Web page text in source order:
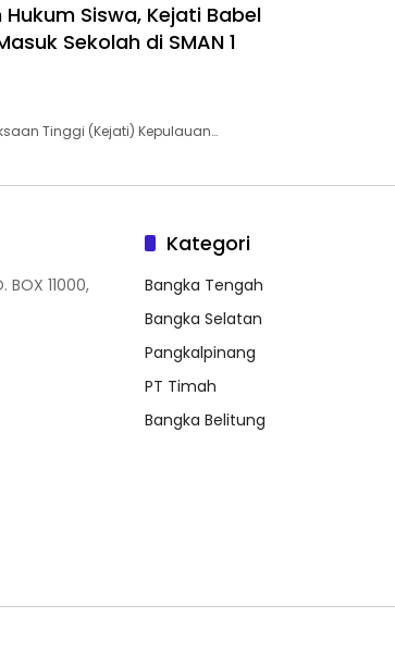
Siswa, Kejati Babel
Sekolah di SMAN 1
Tinggi (Kejati) Kepulauan…
11000,
Kategori
Bangka Tengah
Bangka Selatan
Pangkalpinang
PT Timah
Bangka Belitung